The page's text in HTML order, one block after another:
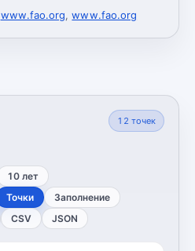
www.fao.org,www.fao.org
12 точек
10 лет
Точки Заполнение
CSV JSON